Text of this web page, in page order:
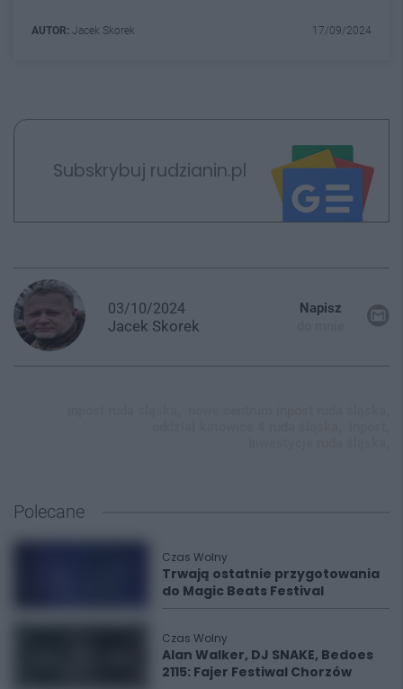
AUTOR: Jacek Skorek 17/09/2024
Subskrybuj rudzianin.pl
03/10/2024
Jacek Skorek
Napisz
Polecane
Czas Wolny
Trwają ostatnie przygotowania
do Magic Beats Festival
Czas Wolny
Alan Walker, DJ SNAKE, Bedoes
2115: Fajer Festiwal Chorzów